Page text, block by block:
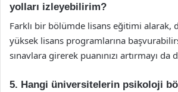
yolları izleyebilirim?
Farklı bir bölümde lisans eğitimi alarak,
yüksek lisans programlarına
sınavlara girerek puanınızı artırmayı
5. Hangi üniversitelerin psikoloji